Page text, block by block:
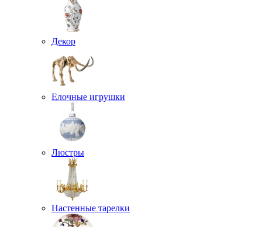
Декор
Елочные игрушки
Люстры
Настенные тарелки